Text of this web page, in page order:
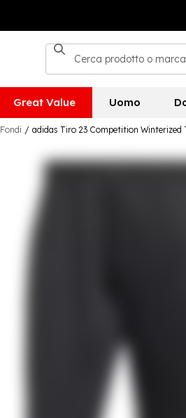
Great Value Uomo
Fondi / adidas Tiro 23 Competition Winterized